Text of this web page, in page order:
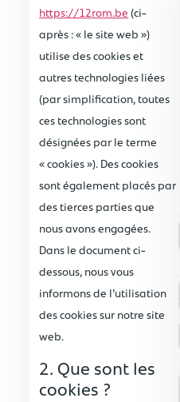
https://12rom.be (ci-
après : « le site web »)
utilise des cookies et
autres technologies liées
(par simplification, toutes
ces technologies sont
désignées par le terme
« cookies »). Des cookies
sont également placés par
des tierces parties que
nous avons engagées.
Dans le document ci-
dessous, nous vous
informons de l’utilisation
des cookies sur notre site
web.
2. Que sont les
cookies ?